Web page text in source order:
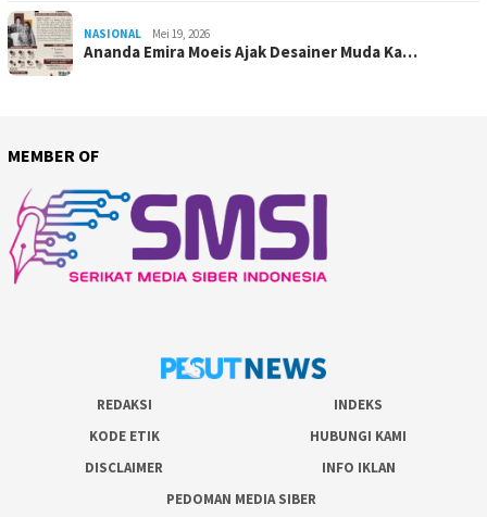
NASIONAL Mei 19, 2026
Ananda Emira Moeis Ajak Desainer Muda Ka…
MEMBER OF
REDAKSI
INDEKS
KODE ETIK
HUBUNGI KAMI
DISCLAIMER
INFO IKLAN
PEDOMAN MEDIA SIBER